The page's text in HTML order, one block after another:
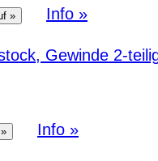
Info »
Gewinde 2-
Info »